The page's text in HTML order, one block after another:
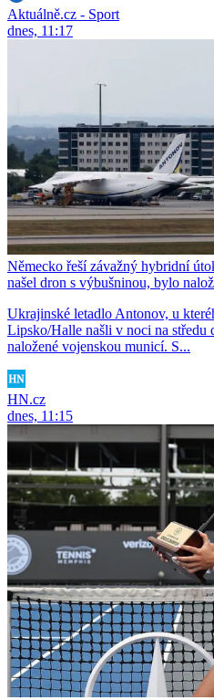
Aktuálně.cz - Sport
dnes, 11:17
Německo řeší závažný hybridní
našel dron s výbušninou, bylo
Ukrajinské letadlo Antonov, u
Lipsko/Halle našli v noci na středu
naložené vojenskou municí. S...
HN.cz
dnes, 11:15